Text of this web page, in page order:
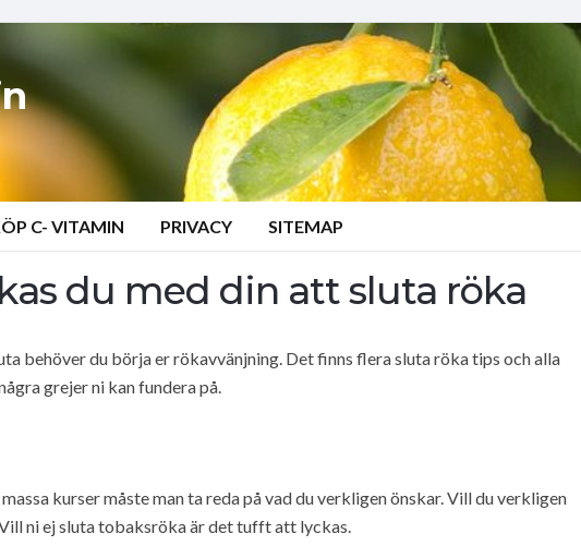
C- VITAMIN PRIVACY SITEMAP
du med din att sluta röka
behöver du börja er rökavvänjning. Det finns flera sluta röka tips och alla
grejer ni kan fundera på.
kurser måste man ta reda på vad du verkligen önskar. Vill du verkligen
ni ej sluta tobaksröka är det tufft att lyckas.